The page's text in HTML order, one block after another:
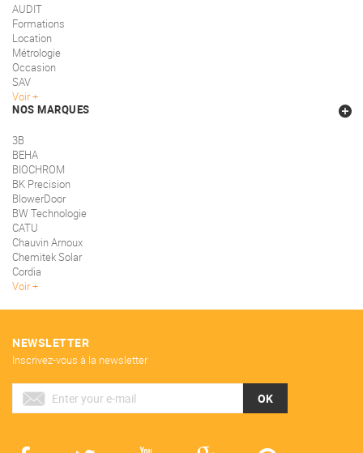
AUDIT
Formations
Location
Métrologie
Occasion
SAV
Voir
NOS MARQUES
3B
BEHA
BIOCHROM
BK Precision
BlowerDoor
BW Technologie
CATU
Chauvin Arnoux
Chemitek Solar
Cordia
Voir
NEWSLETTER
Inscrivez-vous à la newsletter
OK